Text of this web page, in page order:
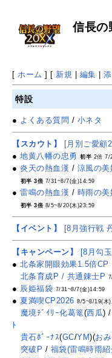
信長の
[ ホーム ] [ 新規 編集 |
特設
● よくある質問 / 小ネタ
【スカウト】
[月別ご愛顧
●地黄八幡の忠勇 初半 2倍 7/
●炎天の熱血漢 / 涼風の美
初半 3倍 7/31~8/7(金)14:59
●雷鳴の熱血漢 / 時雨の美
初半 3倍 8/5~8/20(木)23:59
【イベント】 [8月強行戦
【キャンペーン】
[8月勾
●北条家開眼効果1.5倍CP
北条育成P / 共通錬士P
● 辰姫福袋 7/31~8/7(金)14:59
● 夏満喫CP2026 8/5~8/19(木
魔境ﾃﾞｲﾘｰ化葛篭(西瓜)
ﾄ
貴石ﾎﾞｰﾅｽ(GC/YM)(お
突破P / 福袋(雷鳴時雨